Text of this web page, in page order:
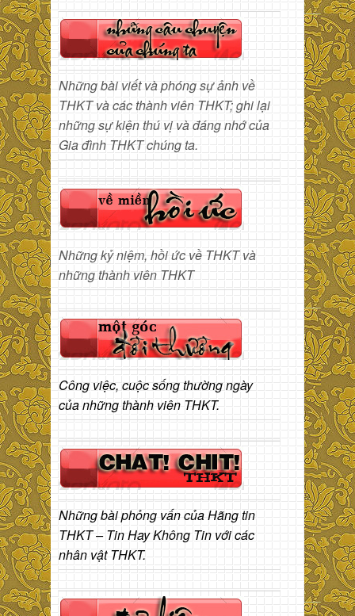
Những bài viết và phóng sự ảnh về
THKT và các thành viên THKT; ghi lại
những sự kiện thú vị và đáng nhớ của
Gia đình THKT chúng ta.
Những kỷ niệm, hồi ức về THKT và
những thành viên THKT
Công việc, cuộc sống thường ngày
của những thành viên THKT.
Những bài phỏng vấn của Hãng tin
THKT – Tin Hay Không Tin với các
nhân vật THKT.